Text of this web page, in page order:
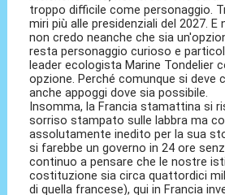
troppo difficile come personaggio.
miri più alle presidenziali del 2027. E
non credo neanche che sia
resta personaggio curioso e
leader ecologista Marine Tondelier
opzione. Perché comunque si deve
anche appoggi dove sia possibile.
Insomma, la Francia stamattina si
sorriso stampato sulle labbra ma
assolutamente inedito per la sua
si farebbe un governo in 24 ore
continuo a pensare che le nostre
costituzione sia circa quattordici
di quella francese), qui in Francia